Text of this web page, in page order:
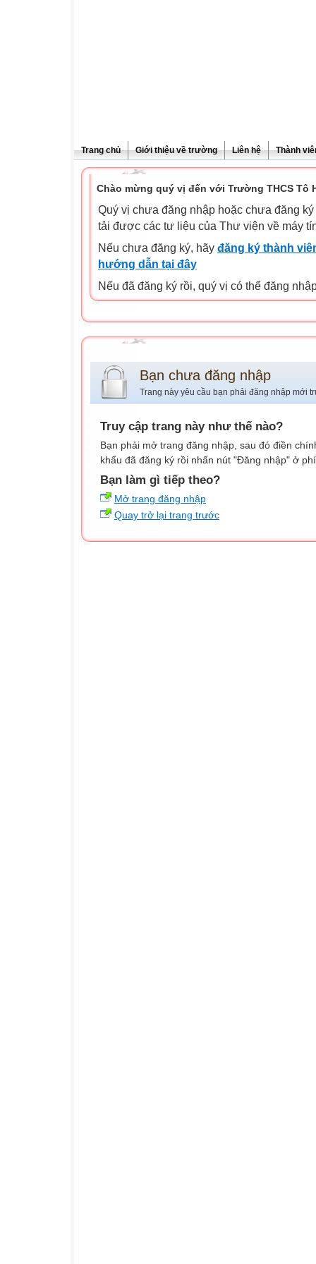
Trang chủ Giới thiệu về trường Liên hệ Thành
Chào mừng quý vị đến với Trường THCS Tô
Quý vị chưa đăng nhập hoặc chưa đăng
tải được các tư liệu của Thư viện về máy
Nếu chưa đăng ký, hãy đăng ký thành
hướng dẫn tại đây
Nếu đã đăng ký rồi, quý vị có thể đăng
Bạn chưa đăng nhập
Trang này yêu cầu bạn phải đăng nhập mới
Truy cập trang này như thế nào?
Bạn phải mở trang đăng nhập, sau đó điền
khẩu đã đăng ký rồi nhấn nút "Đăng nhập" ở
Bạn làm gì tiếp theo?
Mở trang đăng nhập
Quay trở lại trang trước